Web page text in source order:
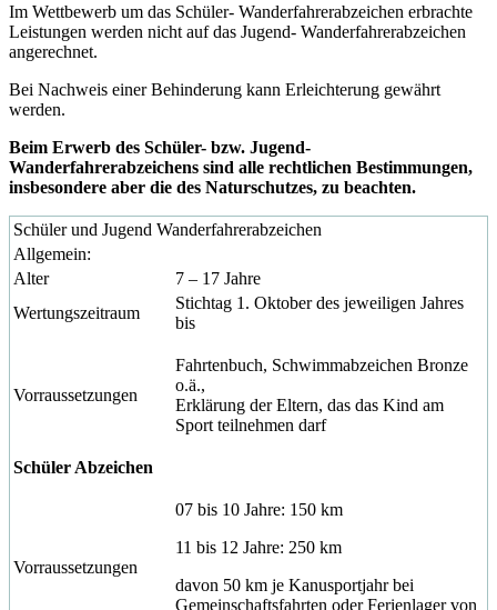
Im Wettbewerb um das Schüler- Wanderfahrerabzeichen erbrachte
Leistungen werden nicht auf das Jugend- Wanderfahrerabzeichen
angerechnet.
Bei Nachweis einer Behinderung kann Erleichterung gewährt
werden.
Beim Erwerb des Schüler- bzw. Jugend-
Wanderfahrerabzeichens sind alle rechtlichen Bestimmungen,
insbesondere aber die des Naturschutzes, zu beachten.
Schüler und Jugend Wanderfahrerabzeichen
Allgemein:
Alter
7 – 17 Jahre
Wertungszeitraum
Stichtag 1. Oktober des jeweiligen Jahres
bis
Vorraussetzungen
Fahrtenbuch, Schwimmabzeichen Bronze
o.ä.,
Erklärung der Eltern, das das Kind am
Sport teilnehmen darf
Schüler Abzeichen
Vorraussetzungen
07 bis 10 Jahre: 150 km
11 bis 12 Jahre: 250 km
davon 50 km je Kanusportjahr bei
Gemeinschaftsfahrten oder Ferienlager von